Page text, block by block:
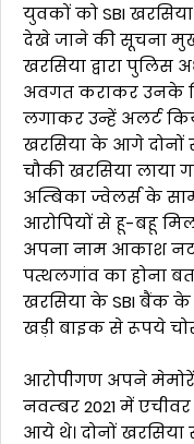
युवकों को SBI
देखे जाने की सूचना
खरसिया द्वारा पुलिस
अवगत कराकर उनके
लगाकर उन्हें अलर्ट
खरसिया के आगे दोनों
चौकी खरसिया लाया
अम्बिका ज्वेलर्स के
आरोपियों से हू-बहू
अपना नाम आकाश
पत्थलगांव का होना
खरसिया के SBI बैंक के
खड़ी बाइक से रूपये
आरोपीगण अपने
नवम्बर 2021 में
आये थे। दोनों